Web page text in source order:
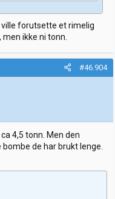
forutsette et rimelig
ikke ni tonn.
#46.904
4,5 tonn. Men den
de har brukt lenge.